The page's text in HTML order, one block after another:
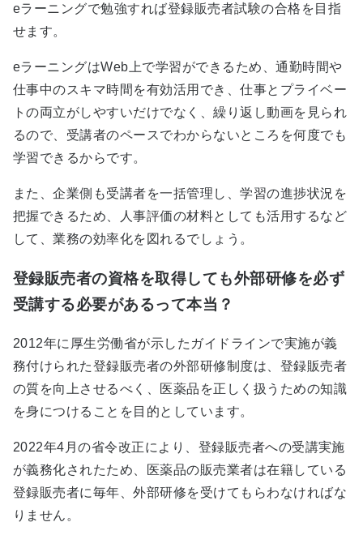
eラーニングで勉強すれば登録販売者試験の合格を目指
せます。
eラーニングはWeb上で学習ができるため、通勤時間や
仕事中のスキマ時間を有効活用でき、仕事とプライベー
トの両立がしやすいだけでなく、繰り返し動画を見られ
るので、受講者のペースでわからないところを何度でも
学習できるからです。
また、企業側も受講者を一括管理し、学習の進捗状況を
把握できるため、人事評価の材料としても活用するなど
して、業務の効率化を図れるでしょう。
登録販売者の資格を取得しても外部研修を必ず
受講する必要があるって本当？
2012年に厚生労働省が示したガイドラインで実施が義
務付けられた登録販売者の外部研修制度は、登録販売者
の質を向上させるべく、医薬品を正しく扱うための知識
を身につけることを目的としています。
2022年4月の省令改正により、登録販売者への受講実施
が義務化されたため、医薬品の販売業者は在籍している
登録販売者に毎年、外部研修を受けてもらわなければな
りません。